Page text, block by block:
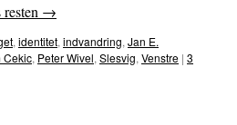
→
, identitet, indvandring, Jan E.
Cekic, Peter Wivel, Slesvig, Venstre | 3